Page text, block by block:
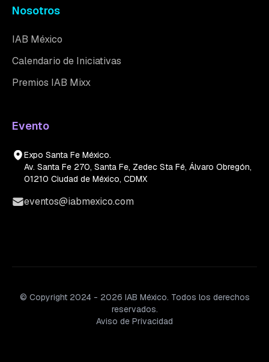
Nosotros
IAB México
Calendario de Iniciativas
Premios IAB Mixx
Evento
Expo Santa Fe México.
Av. Santa Fe 270, Santa Fe, Zedec Sta Fé, Álvaro Obregón,
01210 Ciudad de México, CDMX
eventos@iabmexico.com
© Copyright 2024 - 2026 IAB México. Todos los derechos
reservados.
Aviso de Privacidad